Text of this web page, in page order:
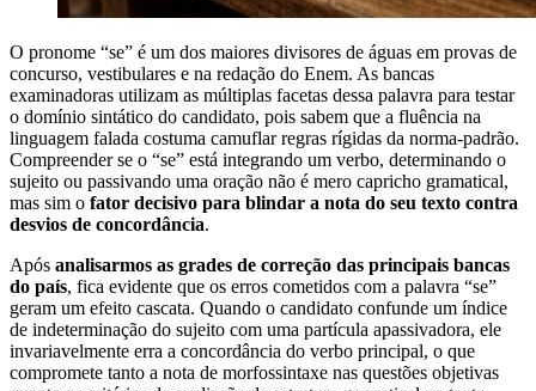
O pronome “se” é um dos maiores divisores de águas em provas de
concurso, vestibulares e na redação do Enem. As bancas
examinadoras utilizam as múltiplas facetas dessa palavra para testar
o domínio sintático do candidato, pois sabem que a fluência na
linguagem falada costuma camuflar regras rígidas da norma-padrão.
Compreender se o “se” está integrando um verbo, determinando o
sujeito ou passivando uma oração não é mero capricho gramatical,
mas sim o fator decisivo para blindar a nota do seu texto contra
desvios de concordância.
Após analisarmos as grades de correção das principais bancas
do país, fica evidente que os erros cometidos com a palavra “se”
geram um efeito cascata. Quando o candidato confunde um índice
de indeterminação do sujeito com uma partícula apassivadora, ele
invariavelmente erra a concordância do verbo principal, o que
compromete tanto a nota de morfossintaxe nas questões objetivas